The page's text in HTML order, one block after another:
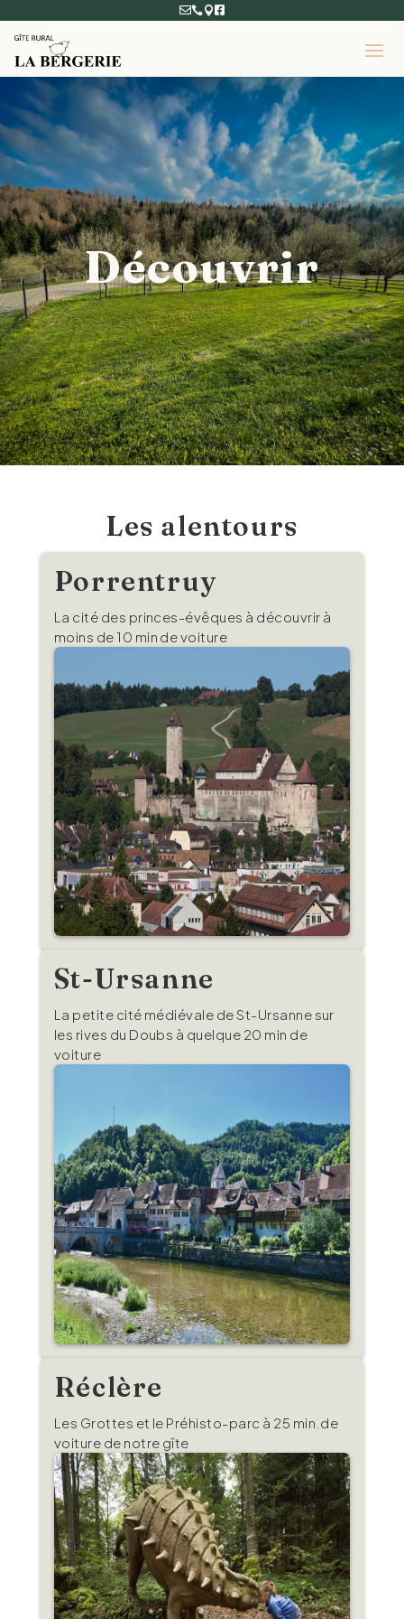
 
Découvrir
Les alentours
Porrentruy
La cité des princes-évêques à découvrir à
moins de 10 min de voiture
St-Ursanne
La petite cité médiévale de St-Ursanne sur
les rives du Doubs à quelque 20 min de
voiture
Réclère
Les Grottes et le Préhisto-parc à 25 min.de
voiture de notre gîte